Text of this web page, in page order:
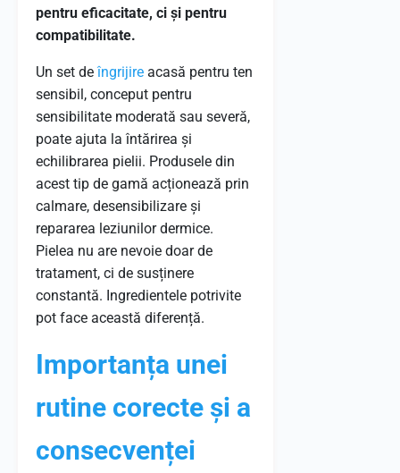
pentru eficacitate, ci și pentru
compatibilitate.
Un set deîngrijire acasă pentru ten
sensibil, conceput pentru
sensibilitate moderată sau severă,
poate ajuta la întărirea și
echilibrarea pielii. Produsele din
acest tip de gamă acționează prin
calmare, desensibilizare și
repararea leziunilor dermice.
Pielea nu are nevoie doar de
tratament, ci de susținere
constantă. Ingredientele potrivite
pot face această diferență.
Importanța unei
rutine corecte și a
consecvenței